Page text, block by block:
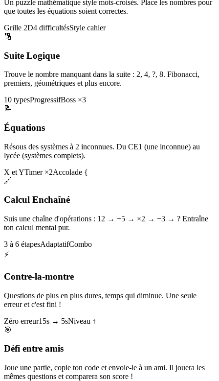
Un puzzle mathématique style mots-croisés. Place les nombres pour
que toutes les équations soient correctes.
Grille 2D4 difficultésStyle cahier
🔢
Suite Logique
Trouve le nombre manquant dans la suite : 2, 4, ?, 8. Fibonacci,
premiers, géométriques et plus encore.
10 typesProgressifBoss ×3
📝
Équations
Résous des systèmes à 2 inconnues. Du CE1 (une inconnue) au
lycée (systèmes complets).
X et YTimer ×2Accolade {
🔗
Calcul Enchaîné
Suis une chaîne d'opérations : 12 → +5 → ×2 → −3 → ? Entraîne
ton calcul mental pur.
3 à 6 étapesAdaptatifCombo
⚡
Contre-la-montre
Questions de plus en plus dures, temps qui diminue. Une seule
erreur et c'est fini !
Zéro erreur15s → 5sNiveau ↑
🎯
Défi entre amis
Joue une partie, copie ton code et envoie-le à un ami. Il jouera les
mêmes questions et comparera son score !